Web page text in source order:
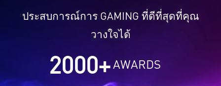
ประสบการณ์การ GAMING ที่ดีที่สุดที่คุณ
วางใจได้
2000+AWARDS